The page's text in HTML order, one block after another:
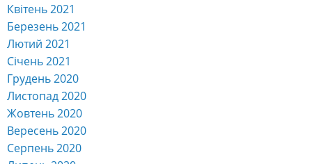
Квітень 2021
Березень 2021
Лютий 2021
Січень 2021
Грудень 2020
Листопад 2020
Жовтень 2020
Вересень 2020
Серпень 2020